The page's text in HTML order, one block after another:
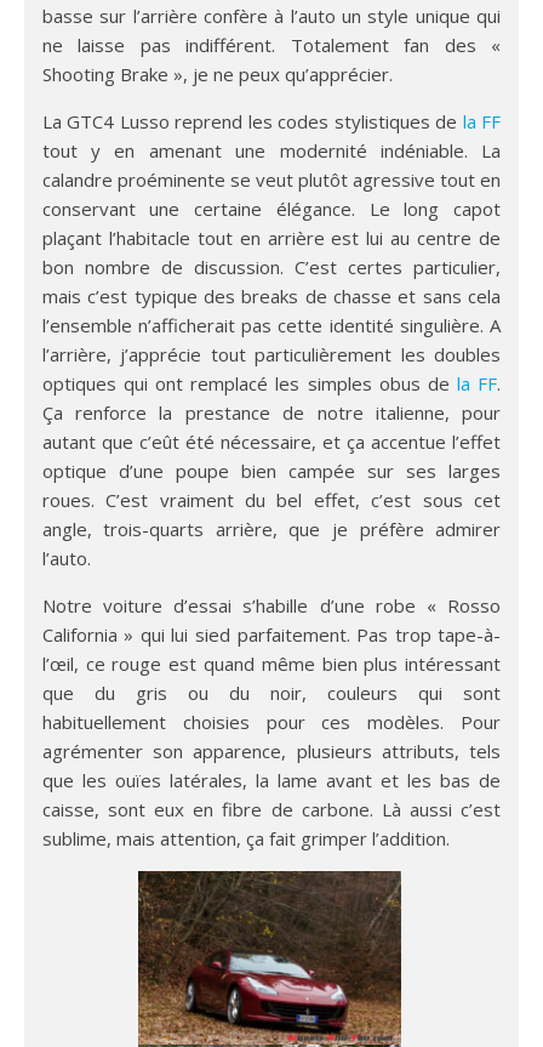
basse sur l’arrière confère à l’auto un style unique qui
ne laisse pas indifférent. Totalement fan des «
Shooting Brake », je ne peux qu’apprécier.
La GTC4 Lusso reprend les codes stylistiques de la FF
tout y en amenant une modernité indéniable. La
calandre proéminente se veut plutôt agressive tout en
conservant une certaine élégance. Le long capot
plaçant l’habitacle tout en arrière est lui au centre de
bon nombre de discussion. C’est certes particulier,
mais c’est typique des breaks de chasse et sans cela
l’ensemble n’afficherait pas cette identité singulière. A
l’arrière, j’apprécie tout particulièrement les doubles
optiques qui ont remplacé les simples obus dela FF.
Ça renforce la prestance de notre italienne, pour
autant que c’eût été nécessaire, et ça accentue l’effet
optique d’une poupe bien campée sur ses larges
roues. C’est vraiment du bel effet, c’est sous cet
angle, trois-quarts arrière, que je préfère admirer
l’auto.
Notre voiture d’essai s’habille d’une robe « Rosso
California » qui lui sied parfaitement. Pas trop tape-à-
l’œil, ce rouge est quand même bien plus intéressant
que du gris ou du noir, couleurs qui sont
habituellement choisies pour ces modèles. Pour
agrémenter son apparence, plusieurs attributs, tels
que les ouïes latérales, la lame avant et les bas de
caisse, sont eux en fibre de carbone. Là aussi c’est
sublime, mais attention, ça fait grimper l’addition.